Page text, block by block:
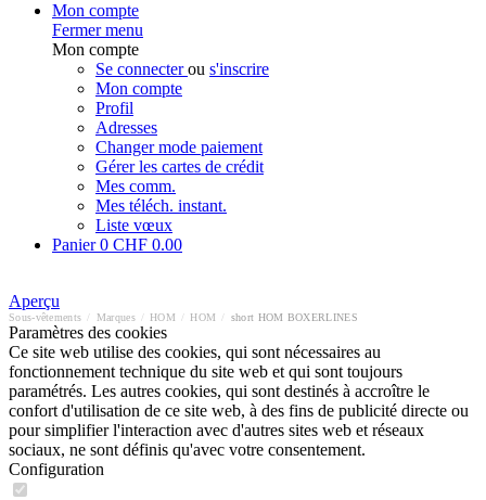
Mon compte
Fermer menu
Mon compte
Se connecterou s'inscrire
Mon compte
Profil
Adresses
Changer mode paiement
Gérer les cartes de crédit
Mes comm.
Mes téléch. instant.
Liste vœux
Panier0 CHF 0.00
Aperçu
Sous-vêtements Marques HOM HOM short HOM BOXERLINES
Paramètres des cookies
Ce site web utilise des cookies, qui sont nécessaires au
fonctionnement technique du site web et qui sont toujours
paramétrés. Les autres cookies, qui sont destinés à accroître le
confort d'utilisation de ce site web, à des fins de publicité directe ou
pour simplifier l'interaction avec d'autres sites web et réseaux
sociaux, ne sont définis qu'avec votre consentement.
Configuration